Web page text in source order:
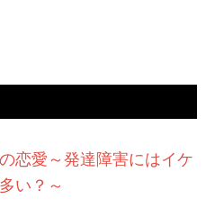
恋愛～発達障害にはイケ
い？～